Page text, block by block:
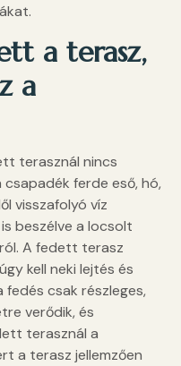
a terasz,
a
terasznál nincs
ferde eső, hó,
visszafolyó víz
beszélve a locsolt
A fedett terasz
kell neki lejtés és
fedés csak részleges,
verődik, és
terasznál a
a terasz jellemzően